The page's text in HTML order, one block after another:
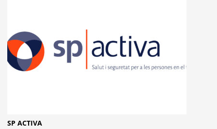
SP ACTIVA